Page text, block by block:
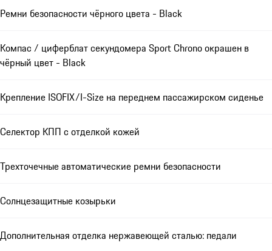
Ремни безопасности чёрного цвета - Black
Компас / циферблат секундомера Sport Chrono окрашен в
чёрный цвет - Black
Крепление ISOFIX/I-Size на переднем пассажирском сиденье
Селектор КПП с отделкой кожей
Трехточечные автоматические ремни безопасности
Солнцезащитные козырьки
Дополнительная отделка нержавеющей сталью: педали